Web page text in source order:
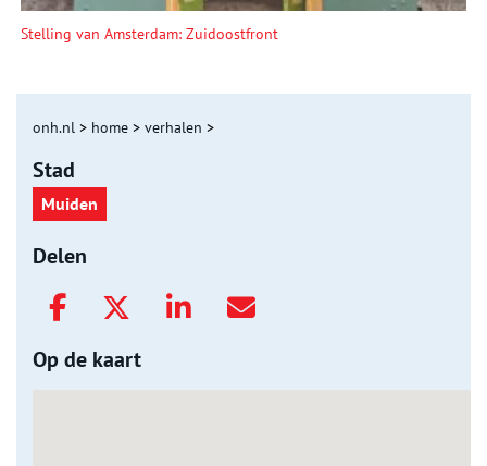
Stelling van Amsterdam: Zuidoostfront
onh.nl > home > verhalen >
Stad
Muiden
Delen
Op de kaart